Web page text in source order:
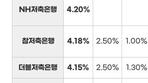
NH저축은행 4.20%
참저축은행 4.18% 2.50% 1.00%
더블저축은행 4.15% 2.50% 1.30%